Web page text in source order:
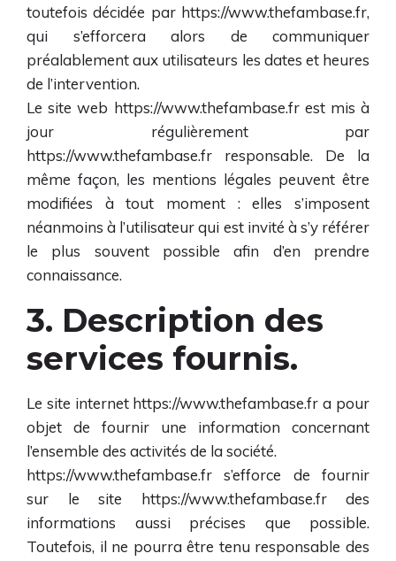
toutefois décidée par https://www.thefambase.fr,
qui s’efforcera alors de communiquer
préalablement aux utilisateurs les dates et heures
de l’intervention.
Le site web https://www.thefambase.frest mis à
jour régulièrement par
https://www.thefambase.fr responsable. De la
même façon, les mentions légales peuvent être
modifiées à tout moment : elles s’imposent
néanmoins à l’utilisateur qui est invité à s’y référer
le plus souvent possible afin d’en prendre
connaissance.
3. Description des
services fournis.
Le site internet https://www.thefambase.fr a pour
objet de fournir une information concernant
l’ensemble des activités de la société.
https://www.thefambase.fr s’efforce de fournir
sur le site https://www.thefambase.frdes
informations aussi précises que possible.
Toutefois, il ne pourra être tenu responsable des